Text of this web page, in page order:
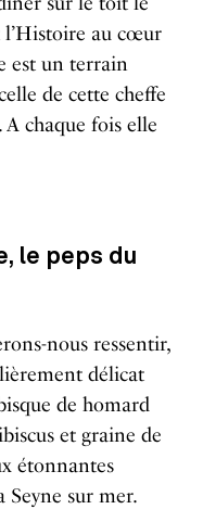
l’Histoire au cœur
est un terrain
de cette cheffe
A chaque fois elle
le peps du
nous ressentir,
délicat
de homard
et graine de
étonnantes
sur mer.